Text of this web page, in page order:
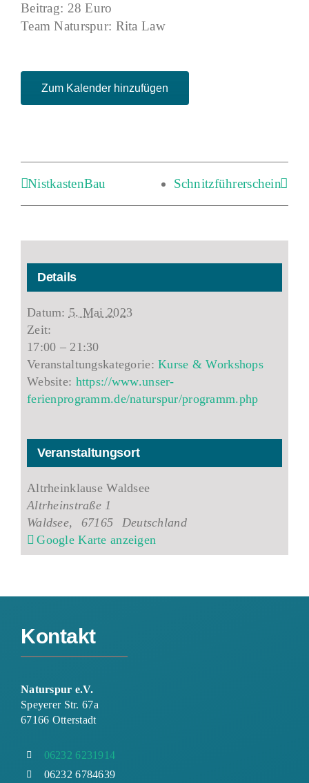
Beitrag: 28 Euro
Team Naturspur: Rita Law
Zum Kalender hinzufügen
NistkastenBau Schnitzführerschein
Details
Datum: 5. Mai 2023
Zeit:
17:00 – 21:30
Veranstaltungskategorie: Kurse & Workshops
Website: https://www.unser-
ferienprogramm.de/naturspur/programm.php
Veranstaltungsort
Altrheinklause Waldsee
Altrheinstraße 1
Waldsee, 67165
Deutschland
Google Karte anzeigen
Kontakt
Naturspur e.V.
Speyerer Str. 67a
67166 Otterstadt
06232 6231914
06232 6784639